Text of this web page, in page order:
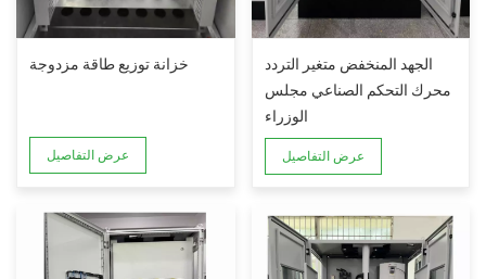
خزانة توزيع طاقة مزدوجة
عرض التفاصيل
الجهد المنخفض متغير التردد
محرك التحكم الصناعي مجلس
الوزراء
عرض التفاصيل